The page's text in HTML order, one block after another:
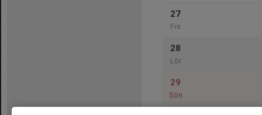
27
Fre
28
Lör
29
Sön